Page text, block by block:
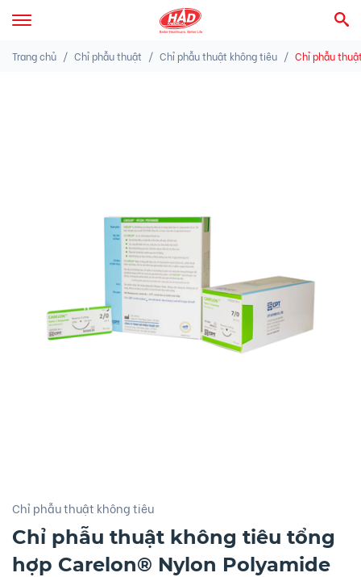
Trang chủ Chỉ phẫu thuật Chỉ phẫu thuật không tiêu Chỉ phẫu
Chỉ phẫu thuật không tiêu
Chỉ phẫu thuật không tiêu tổng
hợp Carelon® Nylon Polyamide